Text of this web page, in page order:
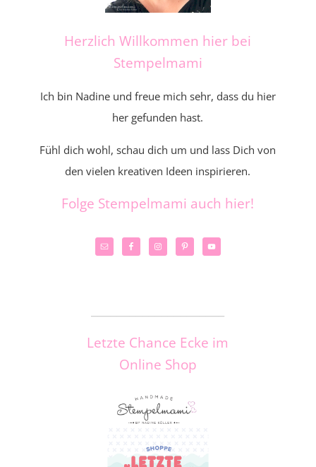
Herzlich Willkommen hier bei
Stempelmami
Ich bin Nadine und freue mich sehr, dass du hier
her gefunden hast.
Fühl dich wohl, schau dich um und lass Dich von
den vielen kreativen Ideen inspirieren.
Folge Stempelmami auch hier!
Letzte Chance Ecke im
Online Shop